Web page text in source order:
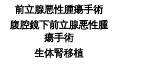
前立腺悪性腫瘍手術
腹腔鏡下前立腺悪性腫
瘍手術
生体腎移植